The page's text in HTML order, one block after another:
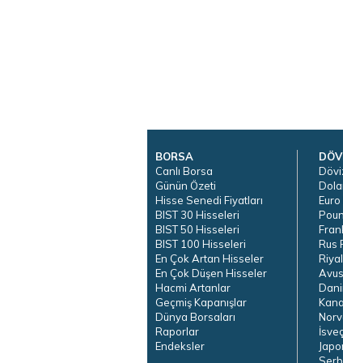
BORSA
Canlı Borsa
Günün Özeti
Hisse Senedi Fiyatları
BIST 30 Hisseleri
BIST 50 Hisseleri
BIST 100 Hisseleri
En Çok Artan Hisseler
En Çok Düşen Hisseler
Hacmi Artanlar
Geçmiş Kapanışlar
Dünya Borsaları
Raporlar
Endeksler
Euro
Rus